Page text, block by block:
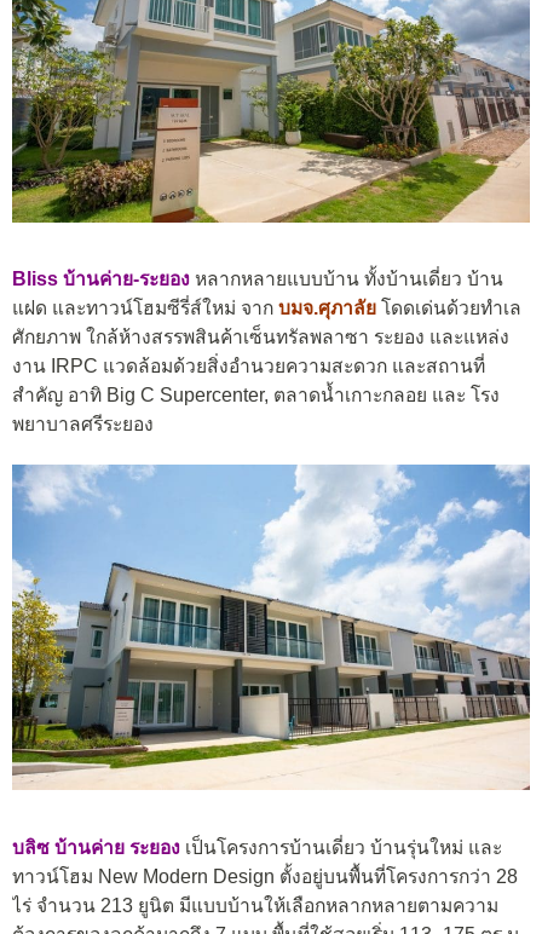
Bliss บ้านค่าย-ระยอง หลากหลายแบบบ้าน ทั้งบ้านเดี่ยว บ้าน
แฝด และทาวน์โฮมซีรี่ส์ใหม่ จาก บมจ.ศุภาลัย โดดเด่นด้วยทำเล
ศักยภาพ ใกล้ห้างสรรพสินค้าเซ็นทรัลพลาซา ระยอง และแหล่ง
งาน IRPC แวดล้อมด้วยสิ่งอำนวยความสะดวก และสถานที่
สำคัญ อาทิ Big C Supercenter, ตลาดน้ำเกาะกลอย และ โรง
พยาบาลศรีระยอง
บลิซ บ้านค่าย ระยอง เป็นโครงการบ้านเดี่ยว บ้านรุ่นใหม่ และ
ทาวน์โฮม New Modern Design ตั้งอยู่บนพื้นที่โครงการกว่า 28
ไร่ จำนวน 213 ยูนิต มีแบบบ้านให้เลือกหลากหลายตามความ